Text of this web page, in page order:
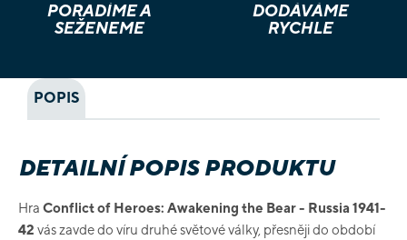
PORADÍME A
SEŽENEME
DODÁVÁME
RYCHLE
POPIS
DETAILNÍ POPIS PRODUKTU
Hra Conflict of Heroes: Awakening the Bear - Russia 1941-
42 vás zavde do víru druhé světové války, přesněji do období